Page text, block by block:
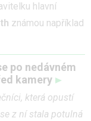
hlavní
známou například
po nedávném
kamery
která opustí
z ní stala potulná